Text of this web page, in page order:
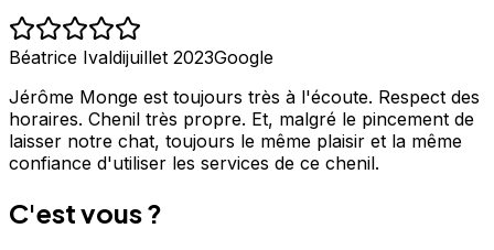
Béatrice Ivaldijuillet 2023Google
Jérôme Monge est toujours très à l'écoute. Respect des
horaires. Chenil très propre. Et, malgré le pincement de
laisser notre chat, toujours le même plaisir et la même
confiance d'utiliser les services de ce chenil.
C'est vous ?